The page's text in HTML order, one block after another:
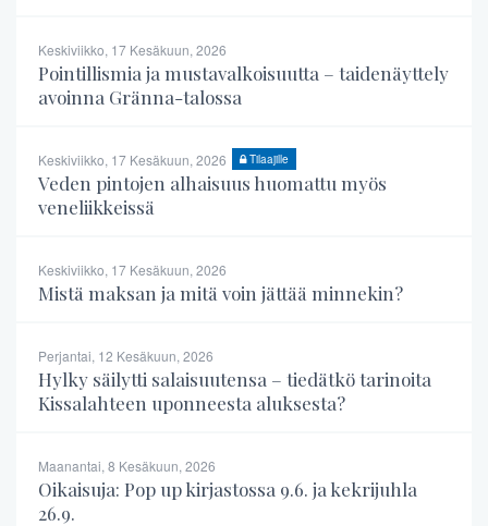
Keskiviikko, 17 Kesäkuun, 2026
Pointillismia ja mustavalkoisuutta – taidenäyttely
avoinna Gränna-talossa
Keskiviikko, 17 Kesäkuun, 2026 Tilaajille
Veden pintojen alhaisuus huomattu myös
veneliikkeissä
Keskiviikko, 17 Kesäkuun, 2026
Mistä maksan ja mitä voin jättää minnekin?
Perjantai, 12 Kesäkuun, 2026
Hylky säilytti salaisuutensa – tiedätkö tarinoita
Kissalahteen uponneesta aluksesta?
Maanantai, 8 Kesäkuun, 2026
Oikaisuja: Pop up kirjastossa 9.6. ja kekrijuhla
26.9.